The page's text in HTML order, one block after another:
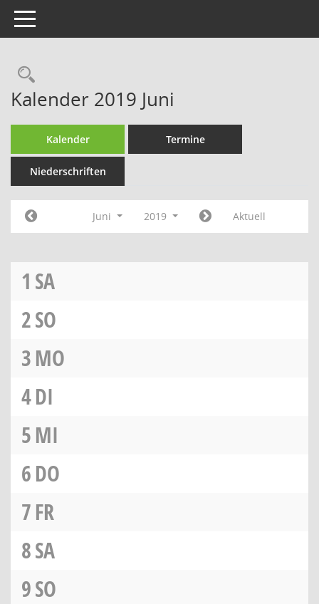
Toggle navigation
Rechercheauswahl
Kalender 2019 Juni
Kalender Termine
Niederschriften
Juni 2019 Aktuell
1 SA
2SO
3MO
4DI
5MI
6DO
7FR
8SA
9SO